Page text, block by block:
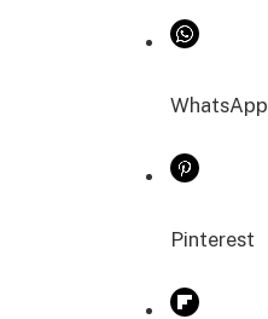
WhatsApp
Pinterest